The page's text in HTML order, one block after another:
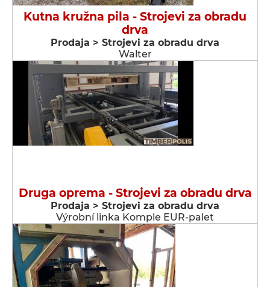
Kutna kružna pila - Strojevi za obradu
drva
Prodaja > Strojevi za obradu drva
Walter
Druga oprema - Strojevi za obradu drva
Prodaja > Strojevi za obradu drva
Výrobní linka Komple EUR-palet